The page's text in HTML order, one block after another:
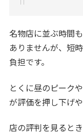
名物店に並ぶ時間
ありませんが、短
負担です。
とくに昼のピーク
が評価を押し下げや
店の評判を見ると